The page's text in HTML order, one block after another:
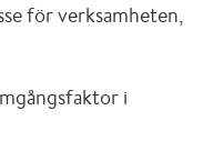
för verksamheten,
i